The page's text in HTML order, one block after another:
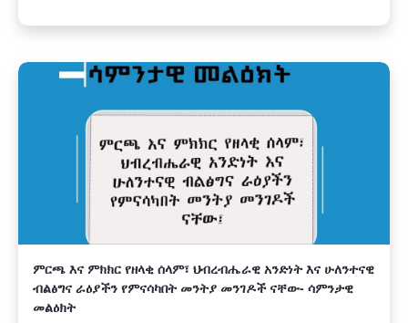
ምርጫ እና ምክክር የዘላቂ ሰላም፣ ህብረብሔራዊ አንድነት እና ሁለንተናዊ
ብልፅግና ራዕያችን የምናሳካበት መንትያ መንገዶች ናቸው- ሳምንታዊ
መልዕክት